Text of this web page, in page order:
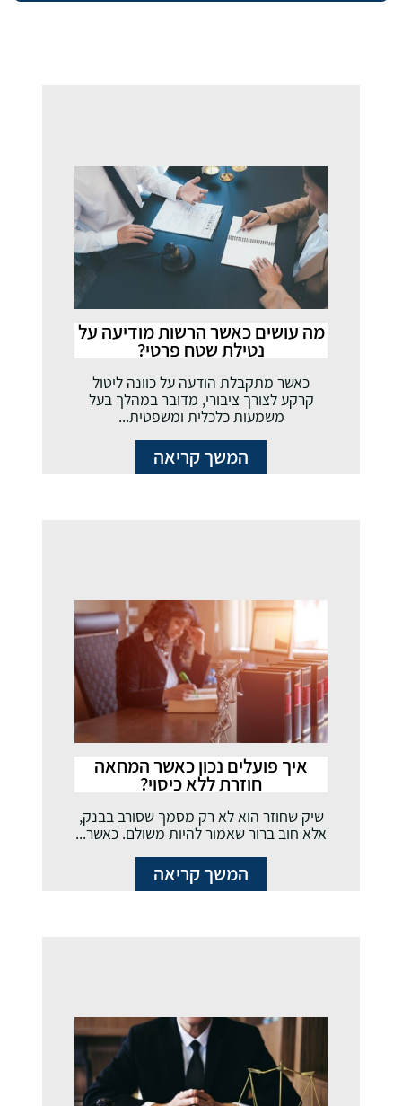
מה עושים כאשר הרשות מודיעה על
נטילת שטח פרטי?
כאשר מתקבלת הודעה על כוונה ליטול
קרקע לצורך ציבורי, מדובר במהלך בעל
משמעות כלכלית ומשפטית...
המשך קריאה
איך פועלים נכון כאשר המחאה
חוזרת ללא כיסוי?
שיק שחוזר הוא לא רק מסמך שסורב בבנק,
אלא חוב ברור שאמור להיות משולם. כאשר...
המשך קריאה